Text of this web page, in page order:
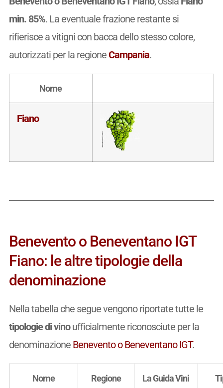
min. 85%. La eventuale frazione restante si
rifierisce a vitigni con bacca dello stesso colore,
autorizzati per la regioneCampania.
Nome
Fiano
Benevento o Beneventano IGT
Fiano: le altre tipologie della
denominazione
Nella tabella che segue vengono riportate tutte le
tipologie di vinoufficialmente riconosciute per la
denominazione Benevento o Beneventano IGT.
Nome Regione
La Guida Vini